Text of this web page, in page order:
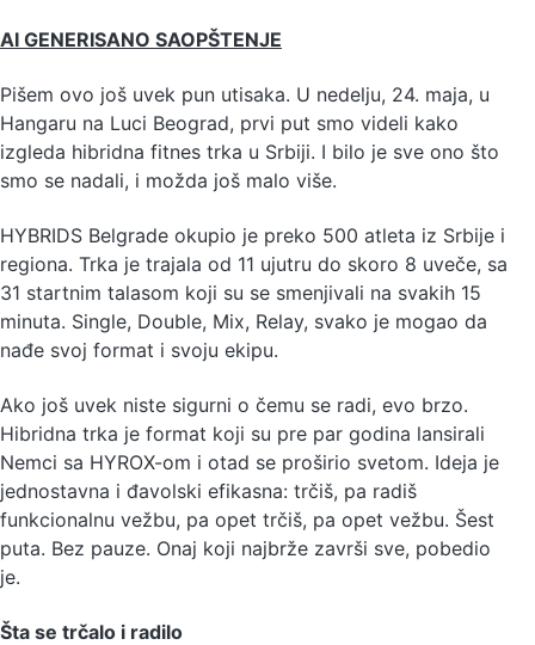
AI GENERISANO SAOPŠTENJE
Pišem ovo još uvek pun utisaka. U nedelju, 24. maja, u
Hangaru na Luci Beograd, prvi put smo videli kako
izgleda hibridna fitnes trka u Srbiji. I bilo je sve ono što
smo se nadali, i možda još malo više.
HYBRIDS Belgrade okupio je preko 500 atleta iz Srbije i
regiona. Trka je trajala od 11 ujutru do skoro 8 uveče, sa
31 startnim talasom koji su se smenjivali na svakih 15
minuta. Single, Double, Mix, Relay, svako je mogao da
nađe svoj format i svoju ekipu.
Ako još uvek niste sigurni o čemu se radi, evo brzo.
Hibridna trka je format koji su pre par godina lansirali
Nemci sa HYROX-om i otad se proširio svetom. Ideja je
jednostavna i đavolski efikasna: trčiš, pa radiš
funkcionalnu vežbu, pa opet trčiš, pa opet vežbu. Šest
puta. Bez pauze. Onaj koji najbrže završi sve, pobedio
je.
Šta se trčalo i radilo